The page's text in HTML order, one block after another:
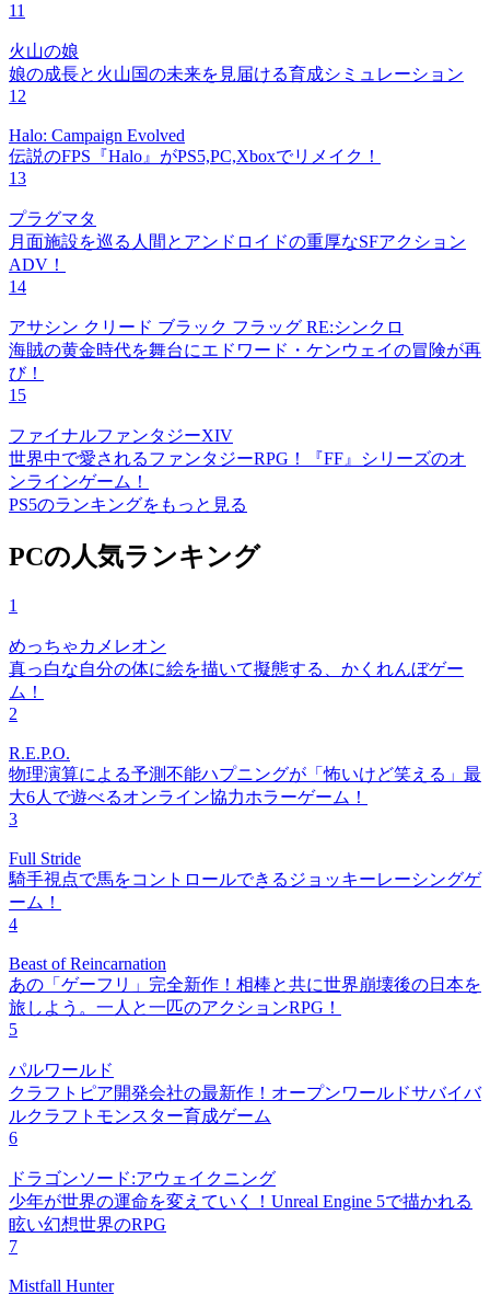
11
火山の娘
娘の成長と火山国の未来を見届ける育成シミュレーション
12
Halo: Campaign Evolved
伝説のFPS『Halo』がPS5,PC,Xboxでリメイク！
13
プラグマタ
月面施設を巡る人間とアンドロイドの重厚なSFアクション
ADV！
14
アサシン クリード ブラック フラッグ RE:シンクロ
海賊の黄金時代を舞台にエドワード・ケンウェイの冒険が再
び！
15
ファイナルファンタジーXIV
世界中で愛されるファンタジーRPG！『FF』シリーズのオ
ンラインゲーム！
PS5のランキングをもっと見る
PCの人気ランキング
1
めっちゃカメレオン
真っ白な自分の体に絵を描いて擬態する、かくれんぼゲー
ム！
2
R.E.P.O.
物理演算による予測不能ハプニングが「怖いけど笑える」最
大6人で遊べるオンライン協力ホラーゲーム！
3
Full Stride
騎手視点で馬をコントロールできるジョッキーレーシングゲ
ーム！
4
Beast of Reincarnation
あの「ゲーフリ」完全新作！相棒と共に世界崩壊後の日本を
旅しよう。一人と一匹のアクションRPG！
5
パルワールド
クラフトピア開発会社の最新作！オープンワールドサバイバ
ルクラフトモンスター育成ゲーム
6
ドラゴンソード:アウェイクニング
少年が世界の運命を変えていく！Unreal Engine 5で描かれる
眩い幻想世界のRPG
7
Mistfall Hunter